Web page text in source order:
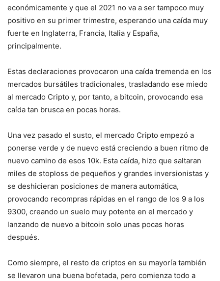
económicamente y que el 2021 no va a ser tampoco muy
positivo en su primer trimestre, esperando una caída muy
fuerte en Inglaterra, Francia, Italia y España,
principalmente.
Estas declaraciones provocaron una caída tremenda en los
mercados bursátiles tradicionales, trasladando ese miedo
al mercado Cripto y, por tanto, a bitcoin, provocando esa
caída tan brusca en pocas horas.
Una vez pasado el susto, el mercado Cripto empezó a
ponerse verde y de nuevo está creciendo a buen ritmo de
nuevo camino de esos 10k. Esta caída, hizo que saltaran
miles de stoploss de pequeños y grandes inversionistas y
se deshicieran posiciones de manera automática,
provocando recompras rápidas en el rango de los 9 a los
9300, creando un suelo muy potente en el mercado y
lanzando de nuevo a bitcoin solo unas pocas horas
después.
Como siempre, el resto de criptos en su mayoría también
se llevaron una buena bofetada, pero comienza todo a